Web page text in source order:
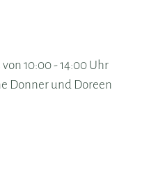
10:00 - 14:00 Uhr
Donner und Doreen